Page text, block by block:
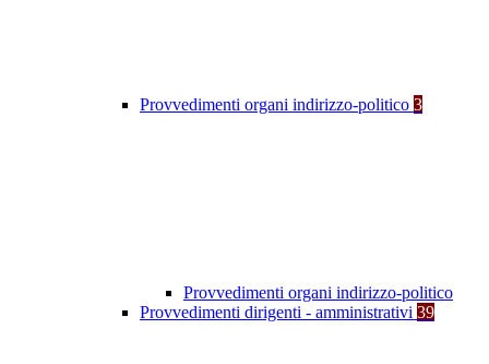
Provvedimenti organi indirizzo-politico 3
Provvedimenti organi indirizzo-politico
Provvedimenti dirigenti - amministrativi 39